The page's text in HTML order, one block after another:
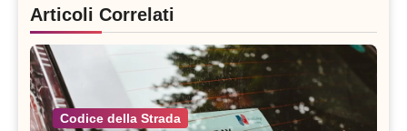
Articoli Correlati
Codice della Strada